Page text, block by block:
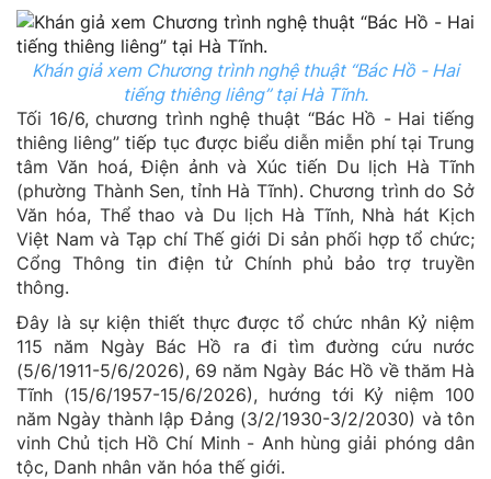
Khán giả xem Chương trình nghệ thuật “Bác Hồ - Hai
tiếng thiêng liêng” tại Hà Tĩnh.
Tối 16/6, chương trình nghệ thuật “Bác Hồ - Hai tiếng
thiêng liêng” tiếp tục được biểu diễn miễn phí tại Trung
tâm Văn hoá, Điện ảnh và Xúc tiến Du lịch Hà Tĩnh
(phường Thành Sen, tỉnh Hà Tĩnh). Chương trình do Sở
Văn hóa, Thể thao và Du lịch Hà Tĩnh, Nhà hát Kịch
Việt Nam và Tạp chí Thế giới Di sản phối hợp tổ chức;
Cổng Thông tin điện tử Chính phủ bảo trợ truyền
thông.
Đây là sự kiện thiết thực được tổ chức nhân Kỷ niệm
115 năm Ngày Bác Hồ ra đi tìm đường cứu nước
(5/6/1911-5/6/2026), 69 năm Ngày Bác Hồ về thăm Hà
Tĩnh (15/6/1957-15/6/2026), hướng tới Kỷ niệm 100
năm Ngày thành lập Đảng (3/2/1930-3/2/2030) và tôn
vinh Chủ tịch Hồ Chí Minh - Anh hùng giải phóng dân
tộc, Danh nhân văn hóa thế giới.